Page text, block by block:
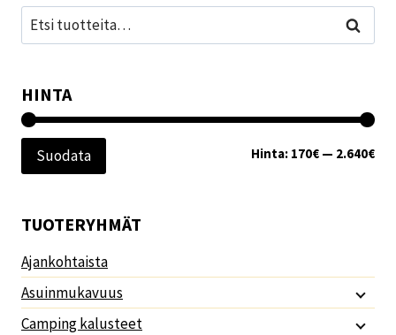
Etsi: Haku
HINTA
Suodata Hinta: 170€ — 2.640€
TUOTERYHMÄT
Ajankohtaista
Asuinmukavuus
Camping kalusteet